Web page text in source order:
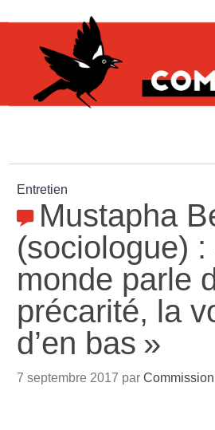
Entretien
Mustapha
(sociologue) :
monde parle
précarité, la
d’en bas »
7 septembre 2017 parCommission